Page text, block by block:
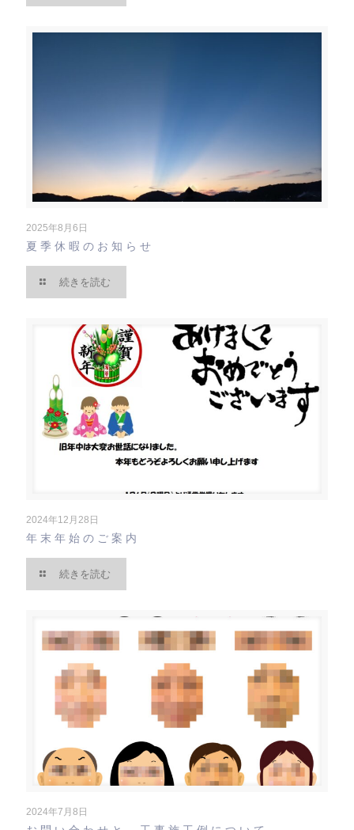
2025年8月6日
夏季休暇のお知らせ
続きを読む
2024年12月28日
年末年始のご案内
続きを読む
2024年7月8日